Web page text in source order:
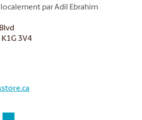
par Adil Ebrahim
3V4